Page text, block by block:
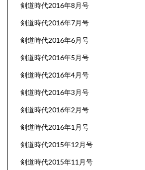
剣道時代2016年8月号
剣道時代2016年7月号
剣道時代2016年6月号
剣道時代2016年5月号
剣道時代2016年4月号
剣道時代2016年3月号
剣道時代2016年2月号
剣道時代2016年1月号
剣道時代2015年12月号
剣道時代2015年11月号